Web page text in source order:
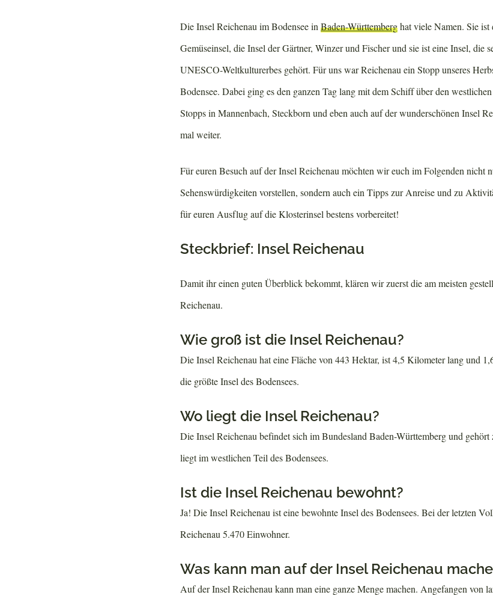
Die Insel Reichenau im Bodensee inBaden-Württemberghat viele Namen. Sie
Gemüseinsel, die Insel der Gärtner, Winzer und Fischer und sie ist eine Insel, die
UNESCO-Weltkulturerbes gehört. Für uns war Reichenau ein Stopp unseres
Bodensee. Dabei ging es den ganzen Tag lang mit dem Schiff über den
Stopps in Mannenbach, Steckborn und eben auch auf der wunderschönen Insel
mal weiter.
Für euren Besuch auf der Insel Reichenau möchten wir euch im Folgenden nicht
Sehenswürdigkeiten vorstellen, sondern auch ein Tipps zur Anreise und zu
für euren Ausflug auf die Klosterinsel bestens vorbereitet!
Steckbrief: Insel Reichenau
Damit ihr einen guten Überblick bekommt, klären wir zuerst die am meisten
Reichenau.
Wie groß ist die Insel Reichenau?
Die Insel Reichenau hat eine Fläche von 443 Hektar, ist 4,5 Kilometer lang und
die größte Insel des Bodensees.
Wo liegt die Insel Reichenau?
Die Insel Reichenau befindet sich im Bundesland Baden-Württemberg und
liegt im westlichen Teil des Bodensees.
Ist die Insel Reichenau bewohnt?
Ja! Die Insel Reichenau ist eine bewohnte Insel des Bodensees. Bei der letzten
Reichenau 5.470 Einwohner.
Was kann man auf der Insel Reichenau
Auf der Insel Reichenau kann man eine ganze Menge machen. Angefangen von